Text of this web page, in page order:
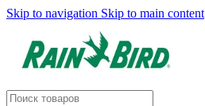
Skip to navigation Skip to main content